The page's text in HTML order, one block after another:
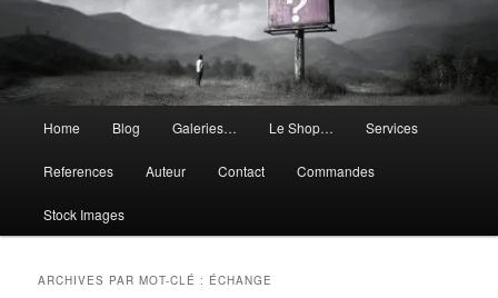
principal
Home Blog Galeries… Le Shop… Services
References Auteur Contact Commandes
Stock Images
ARCHIVES PAR MOT-CLÉ : ÉCHANGE